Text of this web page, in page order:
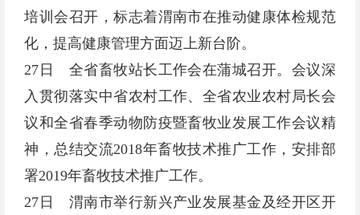
培训会召开，标志着渭南市在推动健康体检规范
化，提高健康管理方面迈上新台阶。
27日 全省畜牧站长工作会在蒲城召开。会议深
入贯彻落实中省农村工作、全省农业农村局长会
议和全省春季动物防疫暨畜牧业发展工作会议精
神，总结交流2018年畜牧技术推广工作，安排部
署2019年畜牧技术推广工作。
27日 渭南市举行新兴产业发展基金及经开区开